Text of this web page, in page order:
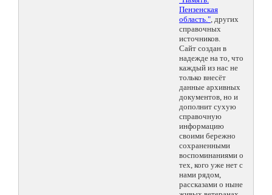
Пензенская
область.", других
справочных
источников.
Сайт создан в
надежде на то, что
каждый из нас не
только внесёт
данные архивных
документов, но и
дополнит сухую
справочную
информацию
своими бережно
сохраненными
воспоминаниями о
тех, кого уже нет с
нами рядом,
рассказами о ныне